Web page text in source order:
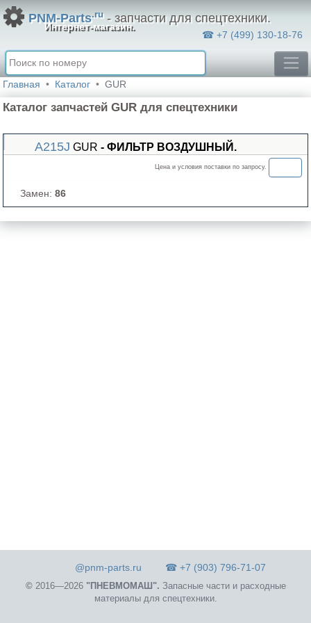
PNM-Parts.ru- запчасти для спецтехники.
Интернет-магазин.
☎ +7 (499) 130-18-76
Главная Каталог GUR
Каталог запчастей GUR для спецтехники
A215J GUR - ФИЛЬТР ВОЗДУШНЫЙ.
Цена и условия поставки по запросу.
Замен: 86
@pnm-parts.ru ☎ +7 (903) 796-71-07
©2016—2026 "ПНЕВМОМАШ". Запасные части и расходные
материалы для спецтехники.